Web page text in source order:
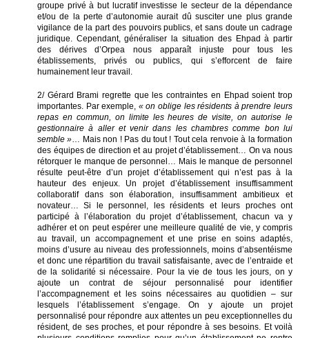
groupe privé à but lucratif investisse le secteur de la dépendance
et/ou de la perte d’autonomie aurait dû susciter une plus grande
vigilance de la part des pouvoirs publics, et sans doute un cadrage
juridique. Cependant, généraliser la situation des Ehpad à partir
des dérives d’Orpea nous apparaît injuste pour tous les
établissements, privés ou publics, qui s’efforcent de faire
humainement leur travail.
2/ Gérard Brami regrette que les contraintes en Ehpad soient trop
importantes. Par exemple, « on oblige les résidents à prendre leurs
repas en commun, on limite les heures de visite, on autorise le
gestionnaire à aller et venir dans les chambres comme bon lui
semble »… Mais non ! Pas du tout ! Tout cela renvoie à la formation
des équipes de direction et au projet d’établissement… On va nous
rétorquer le manque de personnel… Mais le manque de personnel
résulte peut-être d’un projet d’établissement qui n’est pas à la
hauteur des enjeux. Un projet d’établissement insuffisamment
collaboratif dans son élaboration, insuffisamment ambitieux et
novateur… Si le personnel, les résidents et leurs proches ont
participé à l’élaboration du projet d’établissement, chacun va y
adhérer et on peut espérer une meilleure qualité de vie, y compris
au travail, un accompagnement et une prise en soins adaptés,
moins d’usure au niveau des professionnels, moins d’absentéisme
et donc une répartition du travail satisfaisante, avec de l’entraide et
de la solidarité si nécessaire. Pour la vie de tous les jours, on y
ajoute un contrat de séjour personnalisé pour identifier
l’accompagnement et les soins nécessaires au quotidien – sur
lesquels l’établissement s’engage. On y ajoute un projet
personnalisé pour répondre aux attentes un peu exceptionnelles du
résident, de ses proches, et pour répondre à ses besoins. Et voilà